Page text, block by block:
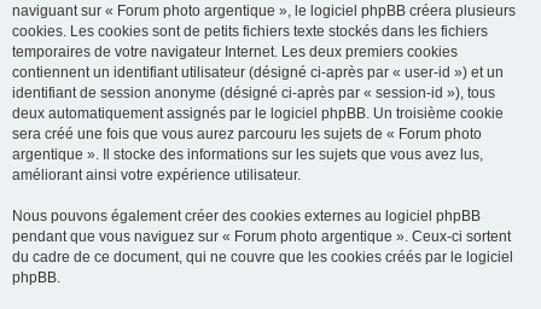
naviguant sur « Forum photo argentique », le logiciel phpBB créera plusieurs
cookies. Les cookies sont de petits fichiers texte stockés dans les fichiers
temporaires de votre navigateur Internet. Les deux premiers cookies
contiennent un identifiant utilisateur (désigné ci-après par « user-id ») et un
identifiant de session anonyme (désigné ci-après par « session-id »), tous
deux automatiquement assignés par le logiciel phpBB. Un troisième cookie
sera créé une fois que vous aurez parcouru les sujets de « Forum photo
argentique ». Il stocke des informations sur les sujets que vous avez lus,
améliorant ainsi votre expérience utilisateur.
Nous pouvons également créer des cookies externes au logiciel phpBB
pendant que vous naviguez sur « Forum photo argentique ». Ceux-ci sortent
du cadre de ce document, qui ne couvre que les cookies créés par le logiciel
phpBB.